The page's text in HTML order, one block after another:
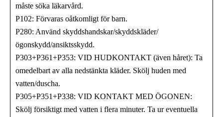
måste söka läkarvård.
P102: Förvaras oåtkomligt för barn.
P280: Använd skyddshandskar/skyddskläder/
ögonskydd/ansiktsskydd.
P303+P361+P353: VID HUDKONTAKT (även håret): Ta
omedelbart av alla nedstänkta kläder. Skölj huden med
vatten/duscha.
P305+P351+P338: VID KONTAKT MED ÖGONEN:
Skölj försiktigt med vatten i flera minuter. Ta ur eventuella